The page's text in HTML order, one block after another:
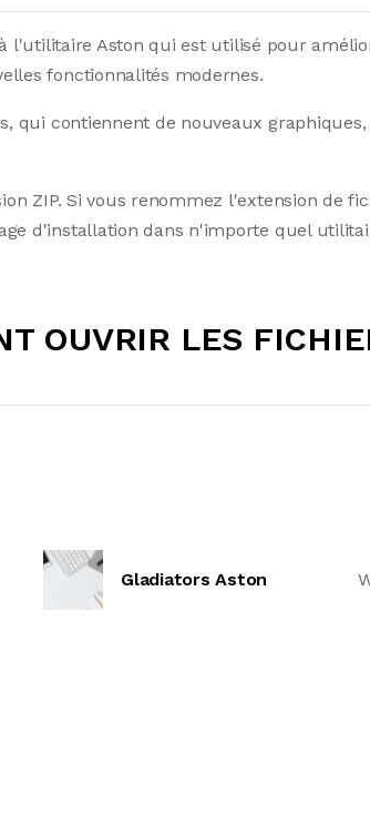
l'utilitaire Aston qui est utilisé pour
fonctionnalités modernes.
qui contiennent de nouveaux graphiques,
ZIP. Si vous renommez l'extension de
d'installation dans n'importe quel
OUVRIR LES
Gladiators Aston